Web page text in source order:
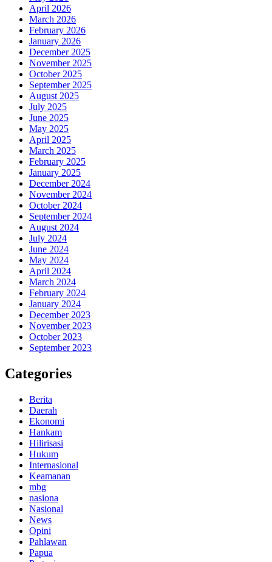
April 2026
March 2026
February 2026
January 2026
December 2025
November 2025
October 2025
September 2025
August 2025
July 2025
June 2025
May 2025
April 2025
March 2025
February 2025
January 2025
December 2024
November 2024
October 2024
September 2024
August 2024
July 2024
June 2024
May 2024
April 2024
March 2024
February 2024
January 2024
December 2023
November 2023
October 2023
September 2023
Categories
Berita
Daerah
Ekonomi
Hankam
Hilirisasi
Hukum
Internasional
Keamanan
mbg
nasiona
Nasional
News
Opini
Pahlawan
Papua